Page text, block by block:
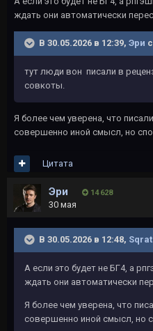
ждать они автоматически
В 30.05.2026 в 12:39, Эри
тут люди вон писали в
совкоты.
Я более чем уверена, что
совершенно иной смысл, но
Цитата
Эри 14 628
30 мая
В 30.05.2026 в 12:48, Sqrat
А если это будет не БГ4, а
ждать они автоматически
Я более чем уверена, что
совершенно иной смысл, но